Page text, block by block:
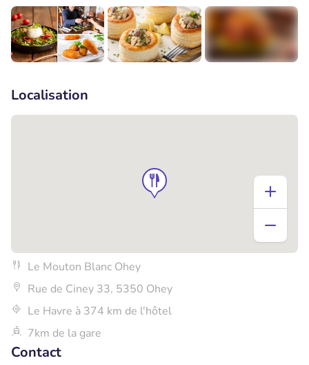
Localisation
Le Mouton Blanc Ohey
Rue de Ciney 33, 5350 Ohey
Le Havre à 374 km de l'hôtel
7km de la gare
Contact